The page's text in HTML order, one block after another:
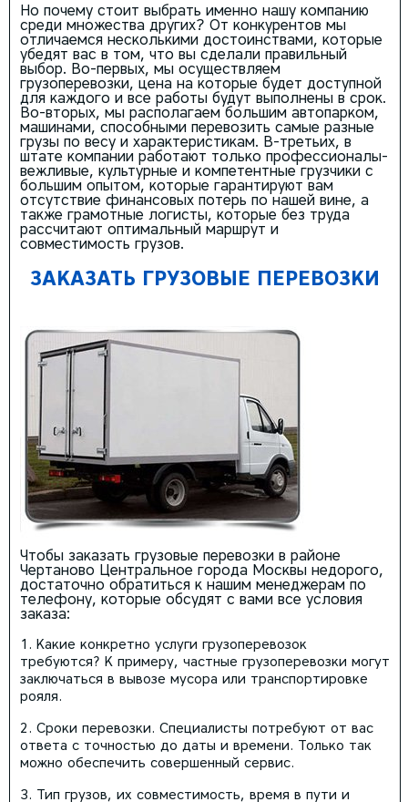
Но почему стоит выбрать именно нашу компанию
среди множества других? От конкурентов мы
отличаемся несколькими достоинствами, которые
убедят вас в том, что вы сделали правильный
выбор. Во-первых, мы осуществляем
грузоперевозки, цена на которые будет доступной
для каждого и все работы будут выполнены в срок.
Во-вторых, мы располагаем большим автопарком,
машинами, способными перевозить самые разные
грузы по весу и характеристикам. В-третьих, в
штате компании работают только профессионалы-
вежливые, культурные и компетентные грузчики с
большим опытом, которые гарантируют вам
отсутствие финансовых потерь по нашей вине, а
также грамотные логисты, которые без труда
рассчитают оптимальный маршрут и
совместимость грузов.
ЗАКАЗАТЬ ГРУЗОВЫЕ ПЕРЕВОЗКИ
Чтобы заказать грузовые перевозки в районе
Чертаново Центральное города Москвы недорого,
достаточно обратиться к нашим менеджерам по
телефону, которые обсудят с вами все условия
заказа:
Какие конкретно услуги грузоперевозок
требуются? К примеру, частные грузоперевозки могут
заключаться в вывозе мусора или транспортировке
рояля.
Сроки перевозки. Специалисты потребуют от вас
ответа с точностью до даты и времени. Только так
можно обеспечить совершенный сервис.
Тип грузов, их совместимость, время в пути и